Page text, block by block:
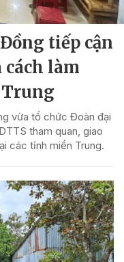
tiếp cận
làm
vừa tổ chức Đoàn đại
tham quan, giao
các tỉnh miền Trung.